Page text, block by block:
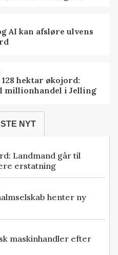
AI kan afsløre ulvens
hektar økojord:
millionhandel i Jelling
NYT
Landmand går til
erstatning
henter ny
maskinhandler efter